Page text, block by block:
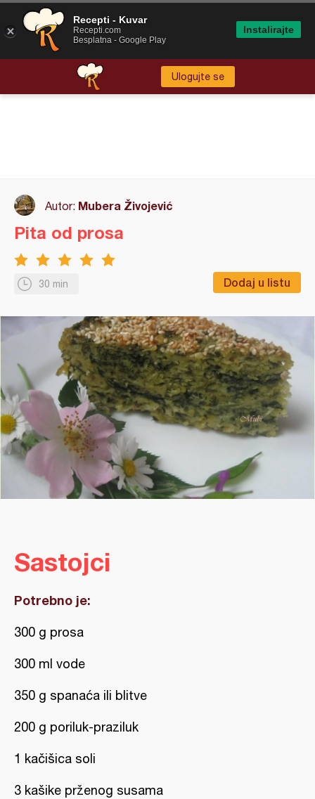
Ulogujte se
Autor: Mubera Živojević
30 min Dodaj u listu
Pita od prosa
Sastojci
Potrebno je:
300 g prosa
300 ml vode
350 g spanaća ili blitve
200 g poriluk-praziluk
1 kačišica soli
3 kašike prženog susama
Recepti - Kuvar
Recepti.com
Besplatna - Google Play
Instalirajte